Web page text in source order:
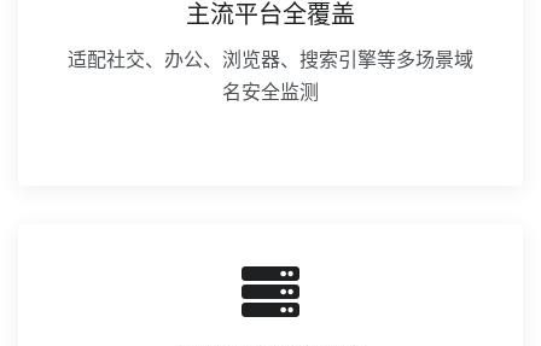
主流平台全覆盖
适配社交、办公、浏览器、搜索引擎等多场景域
名安全监测